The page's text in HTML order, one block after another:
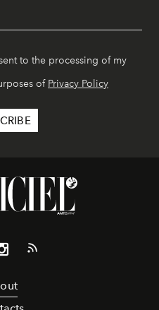
to the processing of my
of Privacy Policy